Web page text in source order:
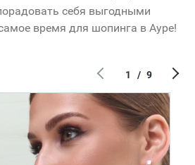
себя выгодными
время для шопинга в Ауре!
1 / 9